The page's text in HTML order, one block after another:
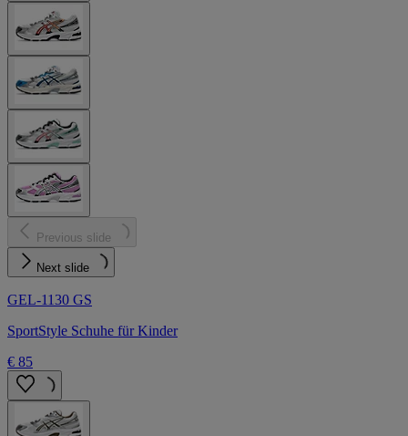
Previous slide
Next slide
GEL-1130 GS
SportStyle Schuhe für Kinder
€ 85